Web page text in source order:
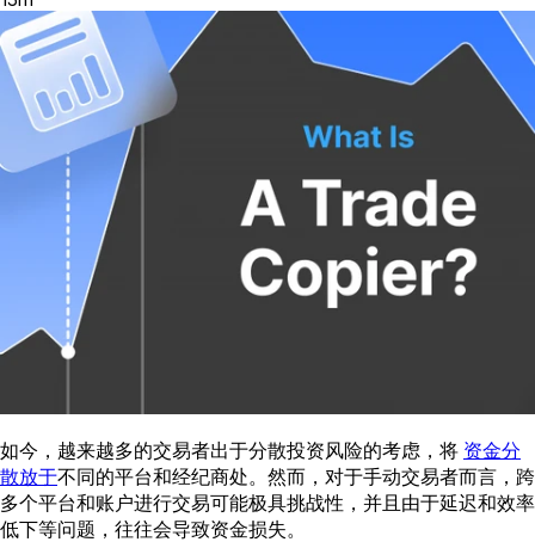
如今，越来越多的交易者出于分散投资风险的考虑，将 资金分
散放于不同的平台和经纪商处。然而，对于手动交易者而言，跨
多个平台和账户进行交易可能极具挑战性，并且由于延迟和效率
低下等问题，往往会导致资金损失。